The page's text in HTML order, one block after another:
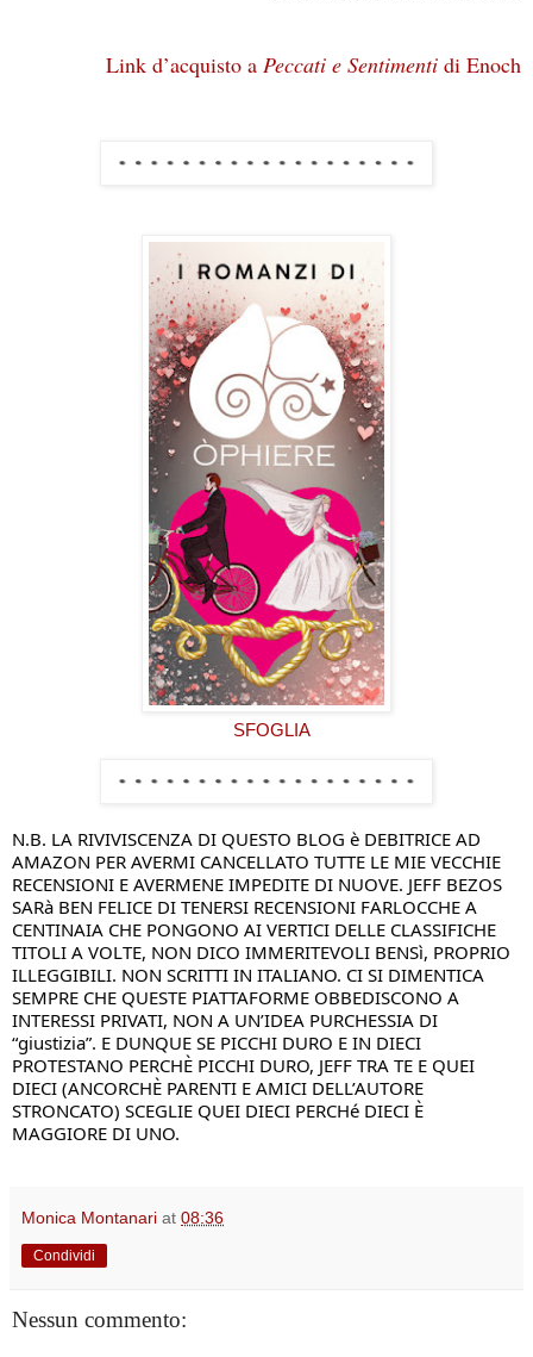
Link d’acquisto a Peccati e Sentimenti di Enoch
SFOGLIA
N.B. LA RIVIVISCENZA DI QUESTO BLOG è DEBITRICE AD
AMAZON PER AVERMI CANCELLATO TUTTE LE MIE VECCHIE
RECENSIONI E AVERMENE IMPEDITE DI NUOVE. JEFF BEZOS
SARà BEN FELICE DI TENERSI RECENSIONI FARLOCCHE A
CENTINAIA CHE PONGONO AI VERTICI DELLE CLASSIFICHE
TITOLI A VOLTE, NON DICO IMMERITEVOLI BENSì, PROPRIO
ILLEGGIBILI. NON SCRITTI IN ITALIANO. CI SI DIMENTICA
SEMPRE CHE QUESTE PIATTAFORME OBBEDISCONO A
INTERESSI PRIVATI, NON A UN’IDEA PURCHESSIA DI
“giustizia”. E DUNQUE SE PICCHI DURO E IN DIECI
PROTESTANO PERCHÈ PICCHI DURO, JEFF TRA TE E QUEI
DIECI (ANCORCHÈ PARENTI E AMICI DELL’AUTORE
STRONCATO) SCEGLIE QUEI DIECI PERCHé DIECI È
MAGGIORE DI UNO.
Monica Montanari at 08:36
Condividi
Nessun commento: